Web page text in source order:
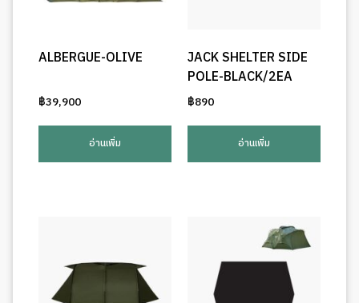
ALBERGUE-OLIVE
฿39,900
อ่านเพิ่ม
JACK SHELTER SIDE
POLE-BLACK/2EA
฿890
อ่านเพิ่ม